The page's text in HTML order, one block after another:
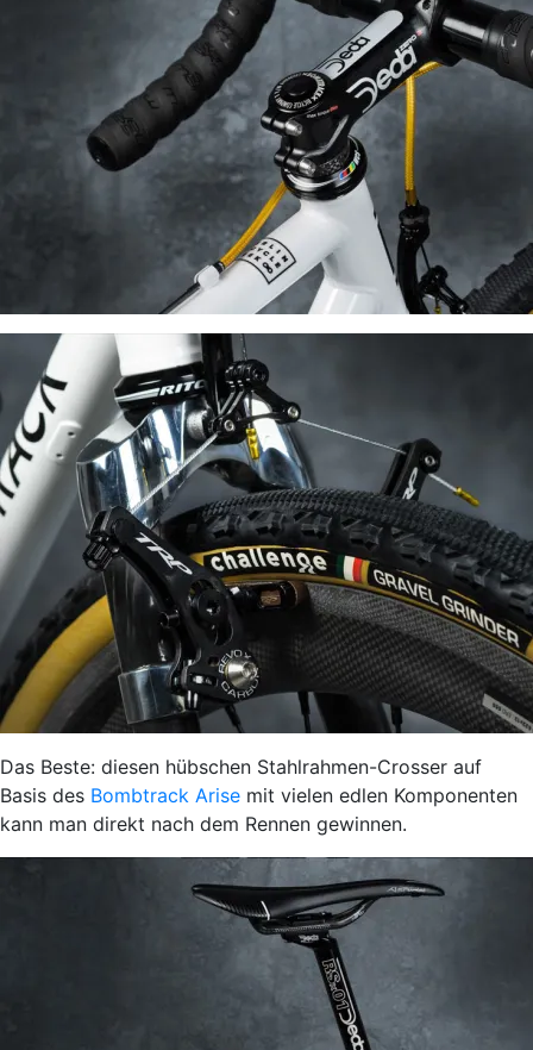
Das Beste: diesen hübschen Stahlrahmen-Crosser auf
Basis des Bombtrack Arise mit vielen edlen Komponenten
kann man direkt nach dem Rennen gewinnen.